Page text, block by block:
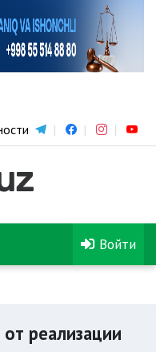
Войти
реализации